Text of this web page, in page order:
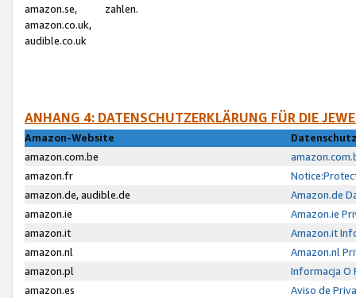
amazon.se,
amazon.co.uk,
audible.co.uk
zahlen.
ANHANG 4: DATENSCHUTZERKLÄRUNG FÜR DIE
Amazon-Website
amazon.com.be
amazon.fr
amazon.de, audible.de
Amazon.de
amazon.ie
Amazon.ie
amazon.it
Amazon.it
amazon.nl
Amazon.nl
amazon.pl
Informacja O
amazon.es
Aviso de